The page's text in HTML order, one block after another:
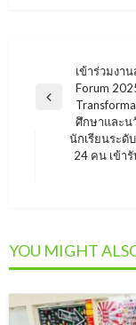
แนะแนว
เรื่อง
Previous
เข้าร่วมงา
Forum
ศึกษาและน
Next
นักเรียนระ
24 คน เข้า
YOU MIGHT